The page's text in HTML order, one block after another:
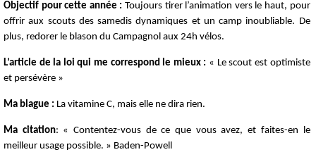
Objectif pour cette année : Toujours tirer l’animation vers le haut, pour
offrir aux scouts des samedis dynamiques et un camp inoubliable. De
plus, redorer le blason du Campagnol aux 24h vélos.
L’article de la loi qui me correspond le mieux : « Le scout est optimiste
et persévère »
Ma blague : La vitamine C, mais elle ne dira rien.
Ma citation: « Contentez-vous de ce que vous avez, et faites-en le
meilleur usage possible. » Baden-Powell